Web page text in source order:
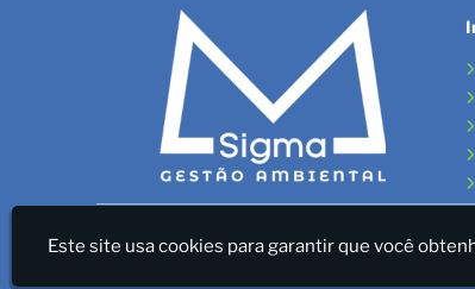
Sigma Gestão Ambiental - LICENÇAS
Este site usa cookies para garantir que você